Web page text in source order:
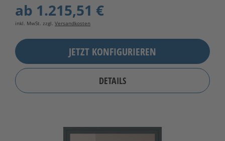
ab 1.215,51 €
inkl. MwSt. zzgl. Versandkosten
JETZT KONFIGURIEREN
DETAILS